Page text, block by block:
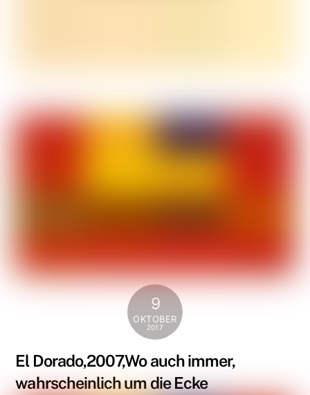
9
OKTOBER
2017
El Dorado,2007,Wo auch immer,
wahrscheinlich um die Ecke